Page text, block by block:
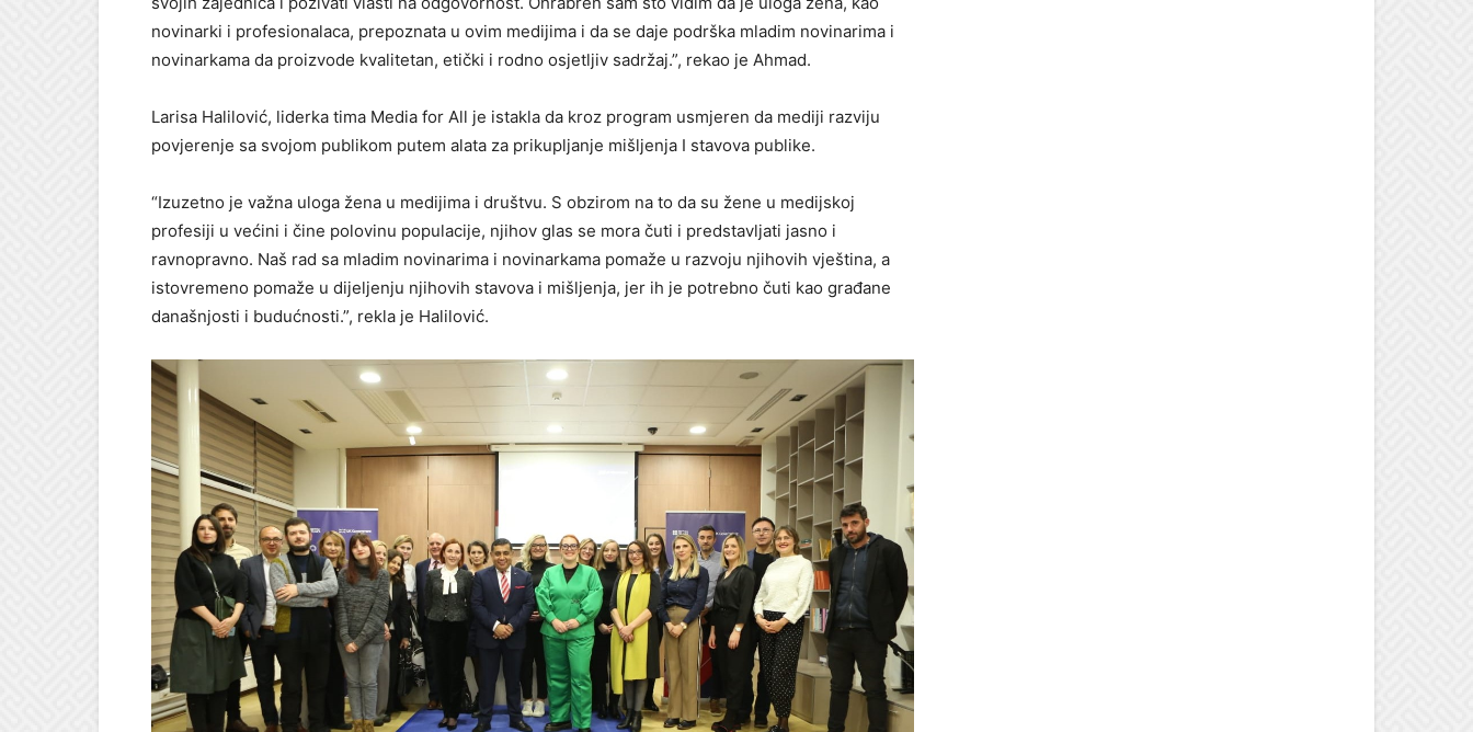
novinarki i profesionalaca, prepoznata u ovim medijima i da se daje podrška mladim novinarima i
novinarkama da proizvode kvalitetan, etički i rodno osjetljiv sadržaj.”, rekao je Ahmad.
Larisa Halilović, liderka tima Media for All je istakla da kroz program usmjeren da mediji razviju
povjerenje sa svojom publikom putem alata za prikupljanje mišljenja I stavova publike.
“Izuzetno je važna uloga žena u medijima i društvu. S obzirom na to da su žene u medijskoj
profesiji u većini i čine polovinu populacije, njihov glas se mora čuti i predstavljati jasno i
ravnopravno. Naš rad sa mladim novinarima i novinarkama pomaže u razvoju njihovih vještina, a
istovremeno pomaže u dijeljenju njihovih stavova i mišljenja, jer ih je potrebno čuti kao građane
današnjosti i budućnosti.”, rekla je Halilović.